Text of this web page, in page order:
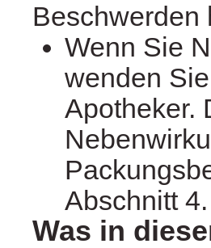
Beschwerden
Wenn Sie
wenden
Apotheker.
Abschnitt 4.
Was in